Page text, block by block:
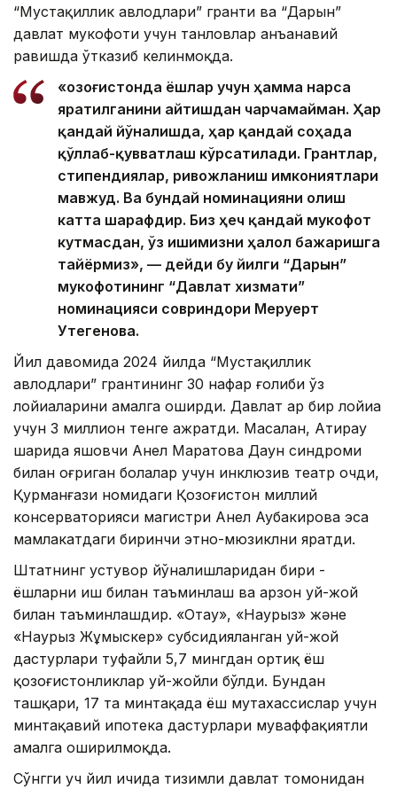
“Мустақиллик авлодлари” гранти ва “Дарын”
давлат мукофоти учун танловлар анъанавий
равишда ўтказиб келинмоқда.
«Қозоғистонда ёшлар учун ҳамма нарса
яратилганини айтишдан чарчамайман. Ҳар
қандай йўналишда, ҳар қандай соҳада
қўллаб-қувватлаш кўрсатилади. Грантлар,
стипендиялар, ривожланиш имкониятлари
мавжуд. Ва бундай номинацияни олиш
катта шарафдир. Биз ҳеч қандай мукофот
кутмасдан, ўз ишимизни ҳалол бажаришга
тайёрмиз», — дейди бу йилги “Дарын”
мукофотининг “Давлат хизмати”
номинацияси совриндори Меруерт
Утегенова.
Йил давомида 2024 йилда “Мустақиллик
авлодлари” грантининг 30 нафар ғолиби ўз
лойиҳаларини амалга оширди. Давлат ҳар бир лойиҳа
учун 3 миллион тенге ажратди. Масалан, Атирау
шаҳрида яшовчи Анел Маратова Даун синдроми
билан оғриган болалар учун инклюзив театр очди,
Қурманғази номидаги Қозоғистон миллий
консерваторияси магистри Анел Аубакирова эса
мамлакатдаги биринчи этно-мюзиклни яратди.
Штатнинг устувор йўналишларидан бири -
ёшларни иш билан таъминлаш ва арзон уй-жой
билан таъминлашдир. «Отау», «Наурыз» және
«Наурыз Жұмыскер» субсидияланган уй-жой
дастурлари туфайли 5,7 мингдан ортиқ ёш
қозоғистонликлар уй-жойли бўлди. Бундан
ташқари, 17 та минтақада ёш мутахассислар учун
минтақавий ипотека дастурлари муваффақиятли
амалга оширилмоқда.
Сўнгги уч йил ичида тизимли давлат томонидан